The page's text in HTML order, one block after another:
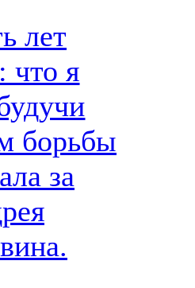
лет
что я
борьбы
за